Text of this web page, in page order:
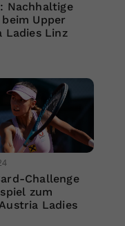
Nachhaltige
Upper
Ladies Linz
Challenge
zum
Ladies